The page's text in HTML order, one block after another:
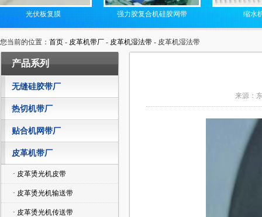
光伏板复膜 强力胶复合机硅胶网带 缩水机网
您当前的位置： 首页 - 皮革机带厂 - 皮革机湿法带 - 皮革机湿法带
产品系列
无缝硅胶带厂
热切机带厂
贴合机网带厂
皮革机带厂
· 皮革烫光机皮带
· 皮革烫光机输送带
· 皮革烫光机传送带
来源：